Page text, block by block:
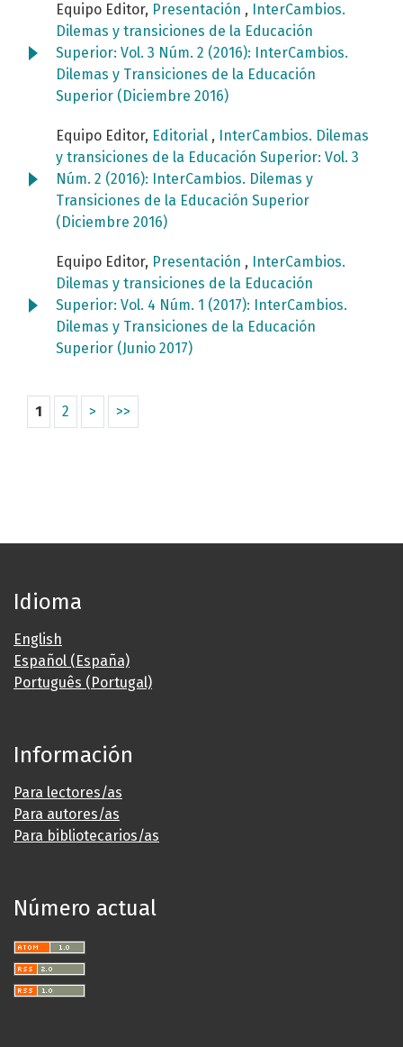
Equipo Editor, Presentación ,
InterCambios.
Dilemas y transiciones de la Educación
Superior: Vol. 3 Núm. 2 (2016): InterCambios.
Dilemas y Transiciones de la Educación
Superior (Diciembre 2016)
Equipo Editor, Editorial ,
InterCambios. Dilemas
y transiciones de la Educación Superior: Vol. 3
Núm. 2 (2016): InterCambios. Dilemas y
Transiciones de la Educación Superior
(Diciembre 2016)
Equipo Editor, Presentación ,
InterCambios.
Dilemas y transiciones de la Educación
Superior: Vol. 4 Núm. 1 (2017): InterCambios.
Dilemas y Transiciones de la Educación
Superior (Junio 2017)
1 2 > >>
Idioma
English
Español (España)
Português (Portugal)
Información
Para lectores/as
Para autores/as
Para bibliotecarios/as
Número actual